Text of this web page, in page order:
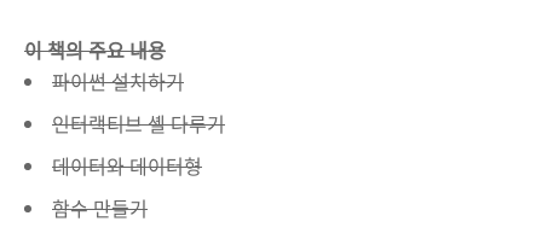
이 책의 주요 내용
파이썬 설치하기
인터랙티브 셸 다루기
데이터와 데이터형
함수 만들기